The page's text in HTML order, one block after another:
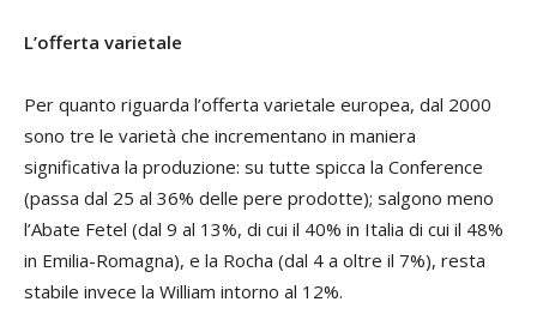
L’offerta varietale
Per quanto riguarda l’offerta varietale europea, dal 2000
sono tre le varietà che incrementano in maniera
significativa la produzione: su tutte spicca la Conference
(passa dal 25 al 36% delle pere prodotte); salgono meno
l’Abate Fetel (dal 9 al 13%, di cui il 40% in Italia di cui il 48%
in Emilia-Romagna), e la Rocha (dal 4 a oltre il 7%), resta
stabile invece la William intorno al 12%.